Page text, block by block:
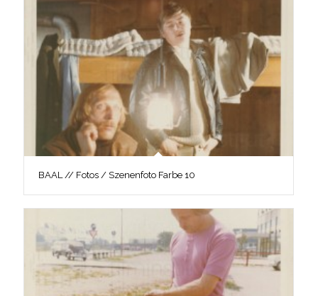
BAAL // Fotos / Szenenfoto Farbe 10